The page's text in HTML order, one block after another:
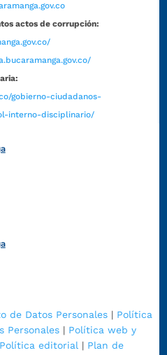
actos de corrupción:
gobierno-ciudadanos-
interno-disciplinario/
de Datos Personales| Política
Personales | Política web y
Política editorial | Plan de